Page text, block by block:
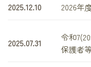
2025.12.10 2026年
2025.07.31
令和
保護者